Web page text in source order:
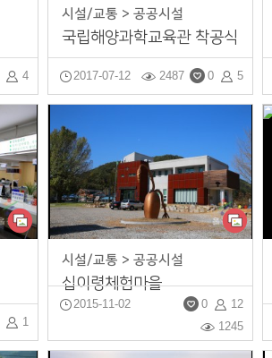
4
시설/교통 > 공공시설
국립해양과학교육관 착공식
2017-07-12 5
0
2487
1
시설/교통 > 공공시설
십이령체험마을
2015-11-02 12
0
1245